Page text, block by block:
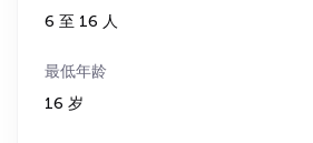
6 至 16 人
最低年龄
16 岁